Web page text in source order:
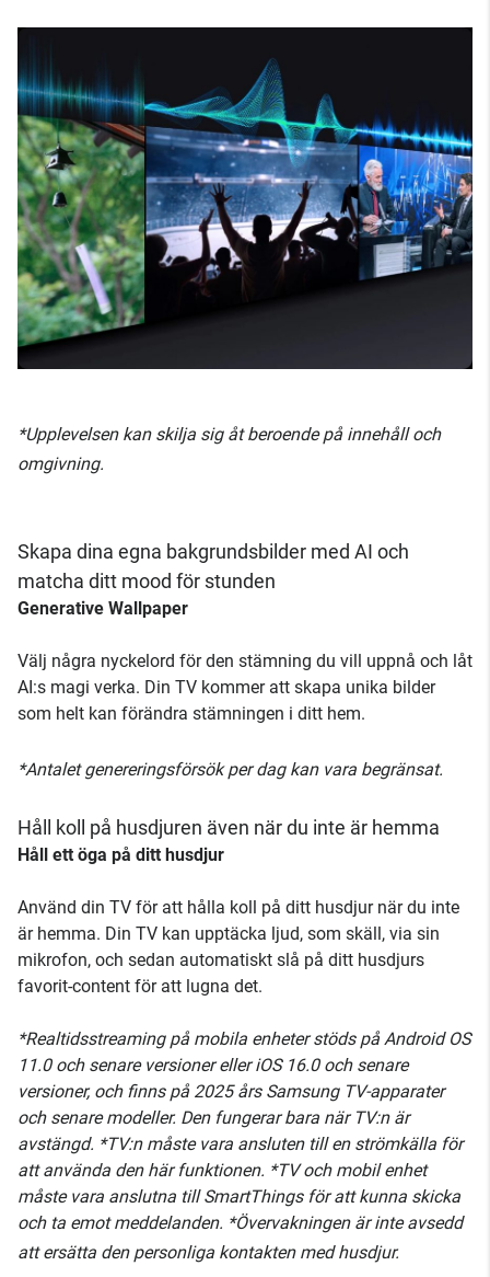
*Upplevelsen kan skilja sig åt beroende på innehåll och
omgivning.
Skapa dina egna bakgrundsbilder med AI och
matcha ditt mood för stunden
Generative Wallpaper
Välj några nyckelord för den stämning du vill uppnå och låt
AI:s magi verka. Din TV kommer att skapa unika bilder
som helt kan förändra stämningen i ditt hem.
*Antalet genereringsförsök per dag kan vara begränsat.
Håll koll på husdjuren även när du inte är hemma
Håll ett öga på ditt husdjur
Använd din TV för att hålla koll på ditt husdjur när du inte
är hemma. Din TV kan upptäcka ljud, som skäll, via sin
mikrofon, och sedan automatiskt slå på ditt husdjurs
favorit-content för att lugna det.
*Realtidsstreaming på mobila enheter stöds på Android OS
11.0 och senare versioner eller iOS 16.0 och senare
versioner, och finns på 2025 års Samsung TV-apparater
och senare modeller. Den fungerar bara när TV:n är
avstängd. *TV:n måste vara ansluten till en strömkälla för
att använda den här funktionen. *TV och mobil enhet
måste vara anslutna till SmartThings för att kunna skicka
och ta emot meddelanden. *Övervakningen är inte avsedd
att ersätta den personliga kontakten med husdjur.